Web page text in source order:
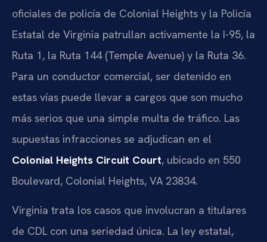
oficiales de policía de Colonial Heights y la Policía
Estatal de Virginia patrullan activamente la I-95, la
Ruta 1, la Ruta 144 (Temple Avenue) y la Ruta 36.
Para un conductor comercial, ser detenido en
estas vías puede llevar a cargos que son mucho
más serios que una simple multa de tráfico. Las
supuestas infracciones se adjudican en el
Colonial Heights Circuit Court, ubicado en 550
Boulevard, Colonial Heights, VA 23834.
Virginia trata los casos que involucran a titulares
de CDL con una seriedad única. La ley estatal,